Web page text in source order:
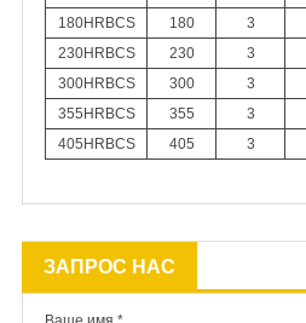
180HRBCS 180 3
230HRBCS 230 3
300HRBCS 300 3
355 HRBCS 355 3
405 HRBCS 405 3
ЗАПРОС НАС